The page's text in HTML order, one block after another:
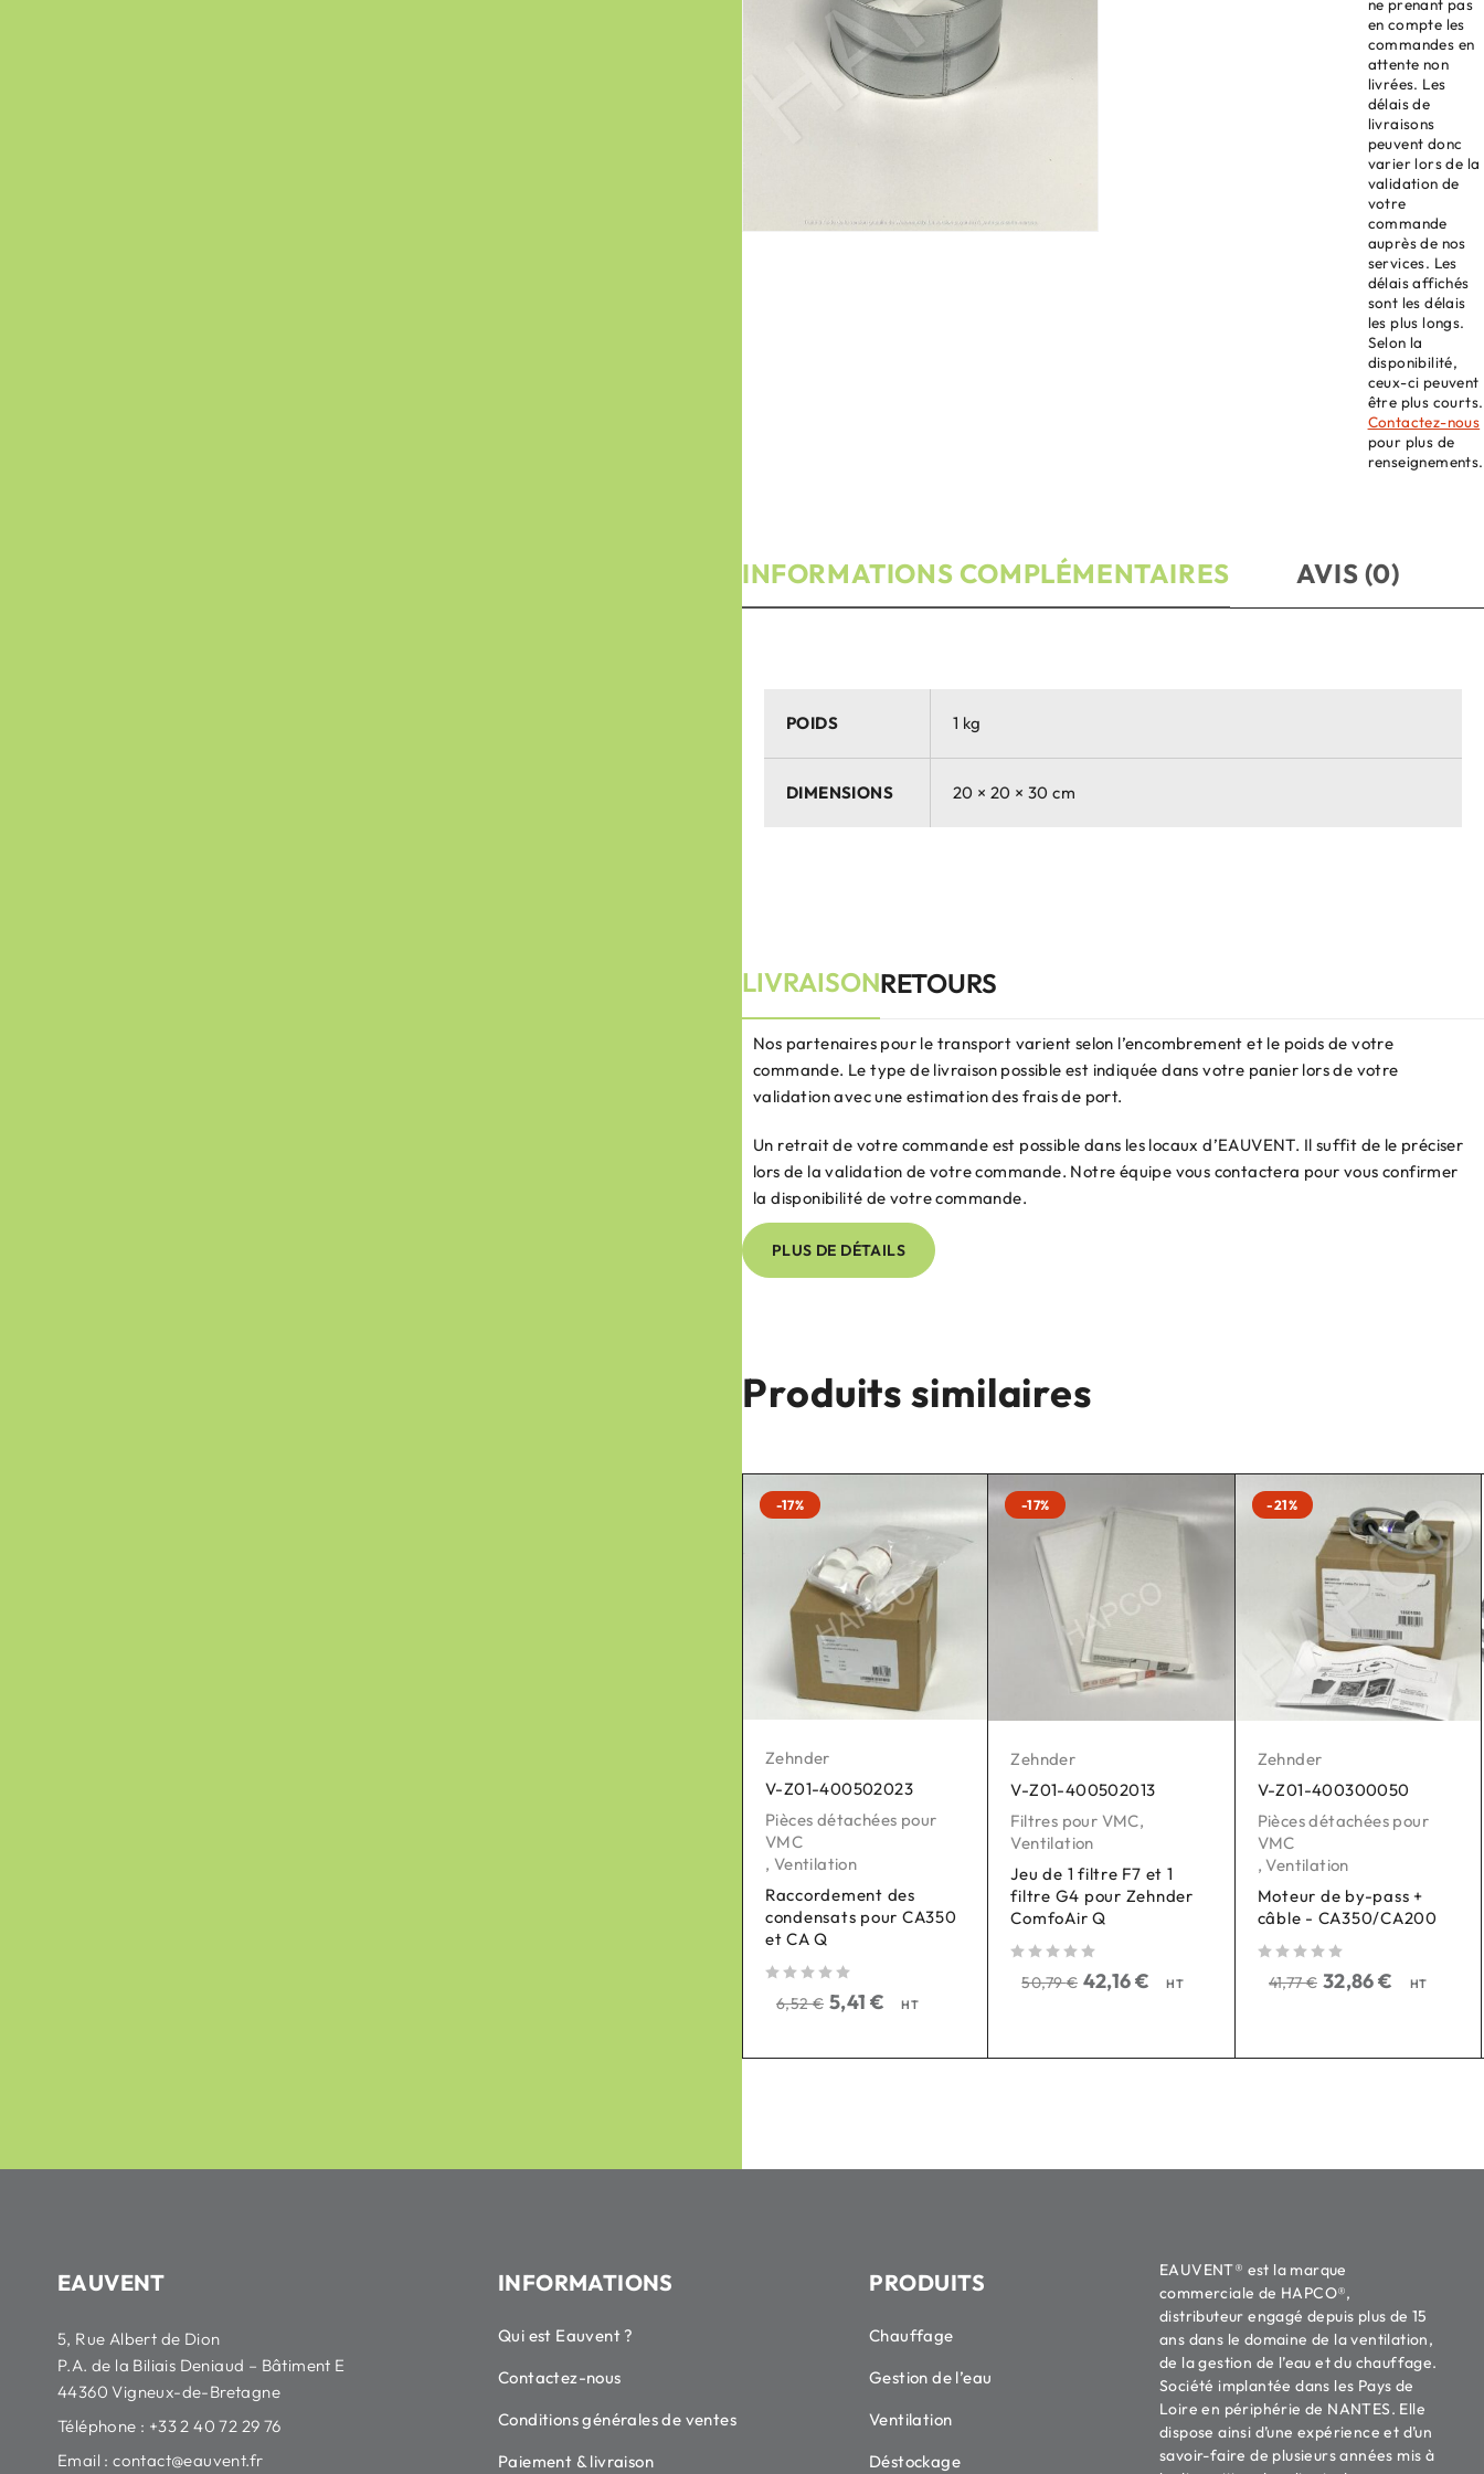
ne prenant pas
en compte les
commandes en
attente non
livrées. Les
délais de
livraisons
peuvent donc
varier lors de la
validation de
votre
commande
auprès de nos
services. Les
délais affichés
sont les délais
les plus longs.
Selon la
disponibilité,
ceux-ci peuvent
être plus courts.
Contactez-nous
pour plus de
renseignements.
INFORMATIONS COMPLÉMENTAIRES AVIS (0)
POIDS 1 kg
DIMENSIONS 20 × 20 × 30 cm
LIVRAISONRETOURS
Nos partenaires pour le transport varient selon l’encombrement et le poids de votre
commande. Le type de livraison possible est indiquée dans votre panier lors de votre
validation avec une estimation des frais de port.
Un retrait de votre commande est possible dans les locaux d’EAUVENT. Il suffit de le préciser
lors de la validation de votre commande. Notre équipe vous contactera pour vous confirmer
la disponibilité de votre commande.
PLUS DE DÉTAILS
Produits similaires
-17%
Zehnder
V-Z01-400502023
Pièces détachées pour
VMC
, Ventilation
Raccordement des
condensats pour CA350
et CA Q
6,52€ 5,41 € HT
-17%
Zehnder
V-Z01-400502013
Filtres pour VMC,
Ventilation
Jeu de 1 filtre F7 et 1
filtre G4 pour Zehnder
ComfoAir Q
50,79€ 42,16€ HT
-21%
Zehnder
V-Z01-400300050
Pièces détachées pour
VMC
, Ventilation
Moteur de by-pass +
câble - CA350/CA200
41,77€ 32,86€ HT
EAUVENT
5, Rue Albert de Dion
P.A. de la Biliais Deniaud – Bâtiment E
44360 Vigneux-de-Bretagne
Téléphone : +33 2 40 72 29 76
Email :contact@eauvent.fr
INFORMATIONS
Qui est Eauvent ?
Contactez-nous
Conditions générales de ventes
Paiement & livraison
PRODUITS
Chauffage
Gestion de l’eau
Ventilation
Déstockage
EAUVENT® est la marque
commerciale de HAPCO®,
distributeur engagé depuis plus de 15
ans dans le domaine de la ventilation,
de la gestion de l’eau et du chauffage.
Société implantée dans les Pays de
Loire en périphérie de NANTES. Elle
dispose ainsi d’une expérience et d’un
savoir-faire de plusieurs années mis à